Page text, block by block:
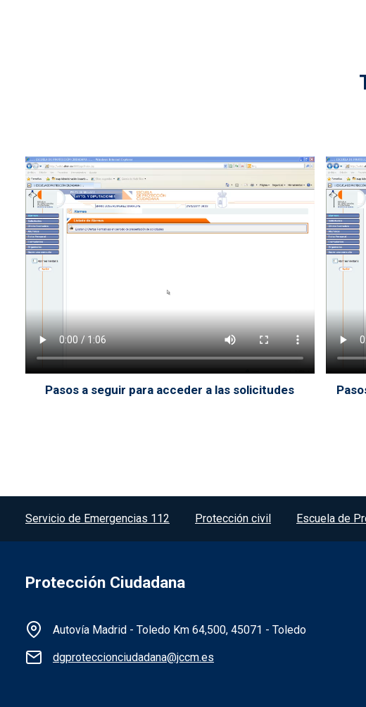
Archivo de vídeo
Pasos a seguir para acceder a las solicitudes
Menú del pie
Servicio de Emergencias 112 Protección civil Escuela de
Protección Ciudadana
Información de la institución
Autovía Madrid - Toledo Km 64,500, 45071 - Toledo
dgproteccionciudadana@jccm.es